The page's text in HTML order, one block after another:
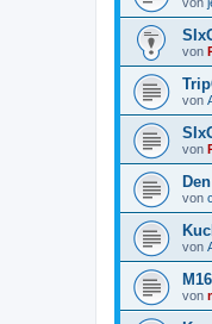
von
von
von
von
von
von